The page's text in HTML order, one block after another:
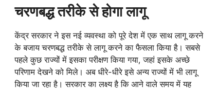
चरणबद्ध तरीके से होगा लागू
केंद्र सरकार ने इस नई व्यवस्था को पूरे देश में एक साथ लागू करने
के बजाय चरणबद्ध तरीके से लागू करने का फैसला किया है। सबसे
पहले कुछ राज्यों में इसका परीक्षण किया गया, जहां इसके अच्छे
परिणाम देखने को मिले। अब धीरे-धीरे इसे अन्य राज्यों में भी लागू
किया जा रहा है। सरकार का लक्ष्य है कि आने वाले समय में यह